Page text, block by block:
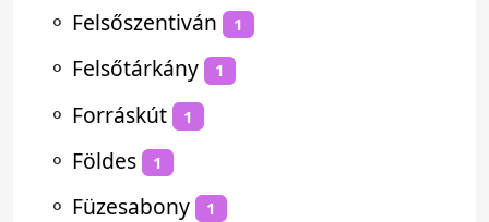
⚬ Felsőszentiván 1
⚬ Felsőtárkány 1
⚬ Forráskút 1
⚬ Földes 1
⚬ Füzesabony 1